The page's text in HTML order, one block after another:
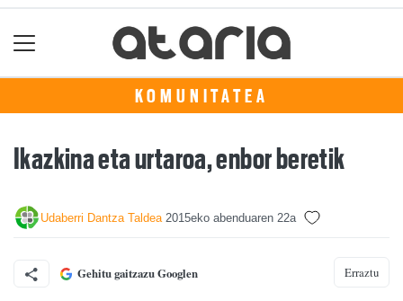
KOMUNITATEA
Ikazkina eta urtaroa, enbor beretik
Udaberri Dantza Taldea 2015eko abenduaren 22a
Gehitu gaitzazu Googlen Erraztu